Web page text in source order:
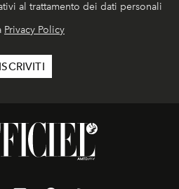
al trattamento dei dati personali
Privacy Policy